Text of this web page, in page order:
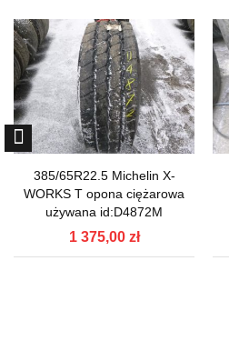
385/65R22.5 Michelin X-
WORKS T opona ciężarowa
używana id:D4872M
1 375,00 zł